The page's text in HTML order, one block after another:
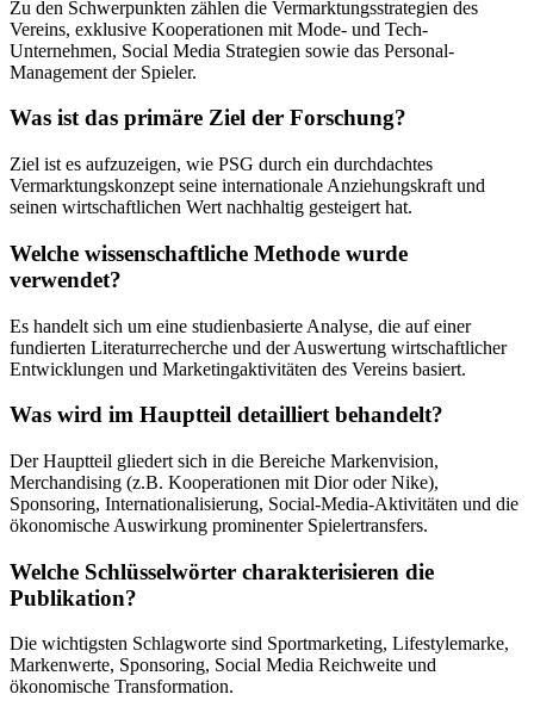
Zu den Schwerpunkten zählen die Vermarktungsstrategien des
Vereins, exklusive Kooperationen mit Mode- und Tech-
Unternehmen, Social Media Strategien sowie das Personal-
Management der Spieler.
Was ist das primäre Ziel der Forschung?
Ziel ist es aufzuzeigen, wie PSG durch ein durchdachtes
Vermarktungskonzept seine internationale Anziehungskraft und
seinen wirtschaftlichen Wert nachhaltig gesteigert hat.
Welche wissenschaftliche Methode wurde
verwendet?
Es handelt sich um eine studienbasierte Analyse, die auf einer
fundierten Literaturrecherche und der Auswertung wirtschaftlicher
Entwicklungen und Marketingaktivitäten des Vereins basiert.
Was wird im Hauptteil detailliert behandelt?
Der Hauptteil gliedert sich in die Bereiche Markenvision,
Merchandising (z.B. Kooperationen mit Dior oder Nike),
Sponsoring, Internationalisierung, Social-Media-Aktivitäten und die
ökonomische Auswirkung prominenter Spielertransfers.
Welche Schlüsselwörter charakterisieren die
Publikation?
Die wichtigsten Schlagworte sind Sportmarketing, Lifestylemarke,
Markenwerte, Sponsoring, Social Media Reichweite und
ökonomische Transformation.